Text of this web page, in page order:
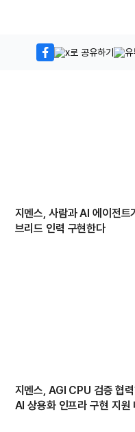
지멘스, 사람과 AI 에이전트
브리드 인력 구현한다
지멘스, AGI CPU 검증 협
AI 상용화 인프라 구현 지원